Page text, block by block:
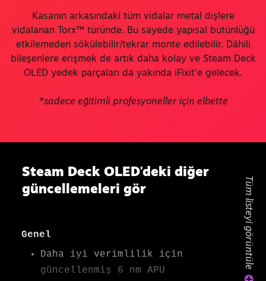
Kasanın arkasındaki tüm vidalar metal dişlere
vidalanan Torx™ türünde. Bu sayede yapısal bütünlüğü
etkilemeden sökülebilir/tekrar monte edilebilir. Dâhili
bileşenlere erişmek de artık daha kolay ve Steam Deck
OLED yedek parçaları da yakında iFixit'e gelecek.
*sadece eğitimli profesyoneller için elbette
Tüm listeyi görüntüle
Steam Deck OLED'deki diğer
güncellemeleri gör
Daha iyi verimlilik için
güncellenmiş 6 nm APU